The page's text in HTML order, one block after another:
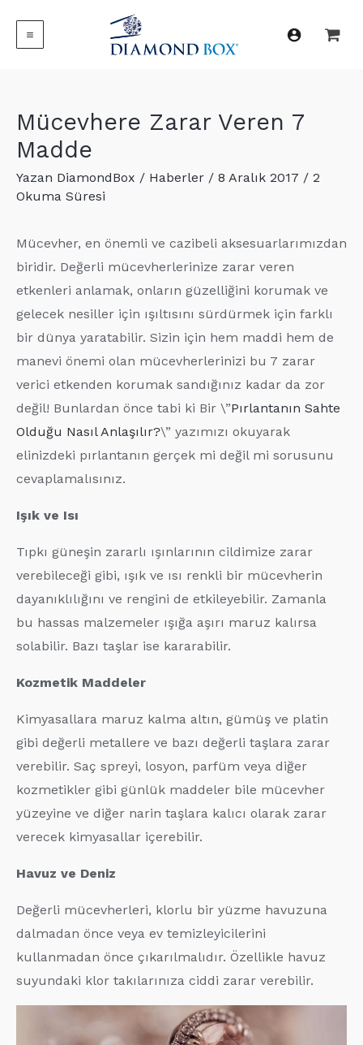
MAIN
Mücevhere Zarar Veren 7
Madde
Yazan DiamondBox / Haberler / 8 Aralık 2017 / 2
Okuma Süresi
Mücevher, en önemli ve cazibeli aksesuarlarımızdan
biridir. Değerli mücevherlerinize zarar veren
etkenleri anlamak, onların güzelliğini korumak ve
gelecek nesiller için ışıltısını sürdürmek için farklı
bir dünya yaratabilir. Sizin için hem maddi hem de
manevi önemi olan mücevherlerinizi bu 7 zarar
verici etkenden korumak sandığınız kadar da zor
değil! Bunlardan önce tabi ki Bir \”Pırlantanın Sahte
Olduğu Nasıl Anlaşılır?\” yazımızı okuyarak
elinizdeki pırlantanın gerçek mi değil mi sorusunu
cevaplamalısınız.
Işık ve Isı
Tıpkı güneşin zararlı ışınlarının cildimize zarar
verebileceği gibi, ışık ve ısı renkli bir mücevherin
dayanıklılığını ve rengini de etkileyebilir. Zamanla
bu hassas malzemeler ışığa aşırı maruz kalırsa
solabilir. Bazı taşlar ise kararabilir.
Kozmetik Maddeler
Kimyasallara maruz kalma altın, gümüş ve platin
gibi değerli metallere ve bazı değerli taşlara zarar
verebilir. Saç spreyi, losyon, parfüm veya diğer
kozmetikler gibi günlük maddeler bile mücevher
yüzeyine ve diğer narin taşlara kalıcı olarak zarar
verecek kimyasallar içerebilir.
Havuz ve Deniz
Değerli mücevherleri, klorlu bir yüzme havuzuna
dalmadan önce veya ev temizleyicilerini
kullanmadan önce çıkarılmalıdır. Özellikle havuz
suyundaki klor takılarınıza ciddi zarar verebilir.